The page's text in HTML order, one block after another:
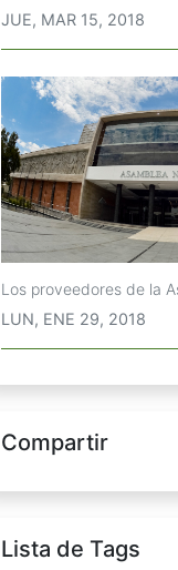
JUE, MAR 15, 2018
Los proveedores de la
LUN, ENE 29, 2018
Compartir
Lista de Tags